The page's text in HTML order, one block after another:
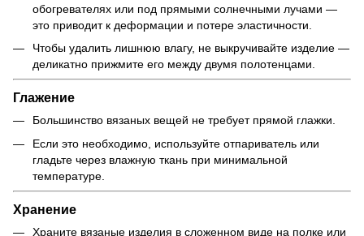
обогревателях или под прямыми солнечными лучами —
это приводит к деформации и потере эластичности.
Чтобы удалить лишнюю влагу, не выкручивайте изделие —
деликатно прижмите его между двумя полотенцами.
Глажение
Большинство вязаных вещей не требует прямой глажки.
Если это необходимо, используйте отпариватель или
гладьте через влажную ткань при минимальной
температуре.
Хранение
Храните вязаные изделия в сложенном виде на полке или